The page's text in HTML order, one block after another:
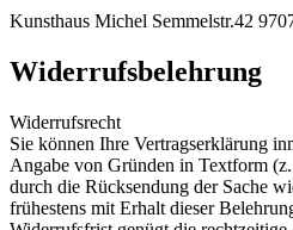
Kunsthaus Michel Semmelstr.42
Widerrufsbelehrung
Widerrufsrecht
Sie können Ihre Vertragserklärung
Angabe von Gründen in Textform
durch die Rücksendung der Sache
frühestens mit Erhalt dieser